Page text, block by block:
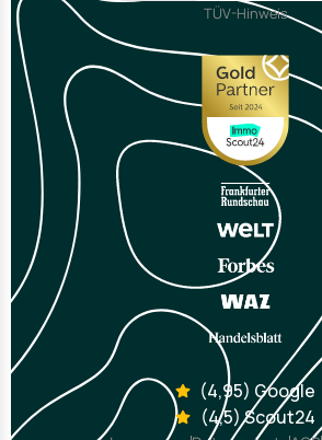
TÜV-Hinweis
(4,95) Google
(4,5) Scout24